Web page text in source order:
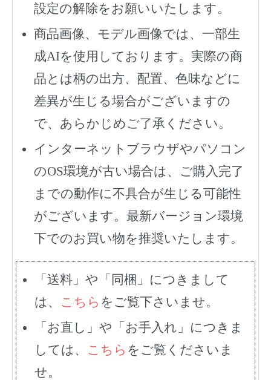
設定の解除をお願いいたします。
商品画像、モデル画像では、一部生
成AIを使用しております。実際の商
品とは柄の出方、配置、色味などに
差異が生じる場合がございますの
で、あらかじめご了承ください。
インターネットブラウザやパソコン
のOS環境が古い場合は、ご購入完了
までの動作に不具合が生じる可能性
がございます。最新バージョン環境
下でのお買い物を推奨いたします。
「送料」や「同梱」につきまして
は、 こちら をご覧下さいませ。
「お直し」や「お手入れ」につきま
しては、 こちら をご覧くださいま
せ。